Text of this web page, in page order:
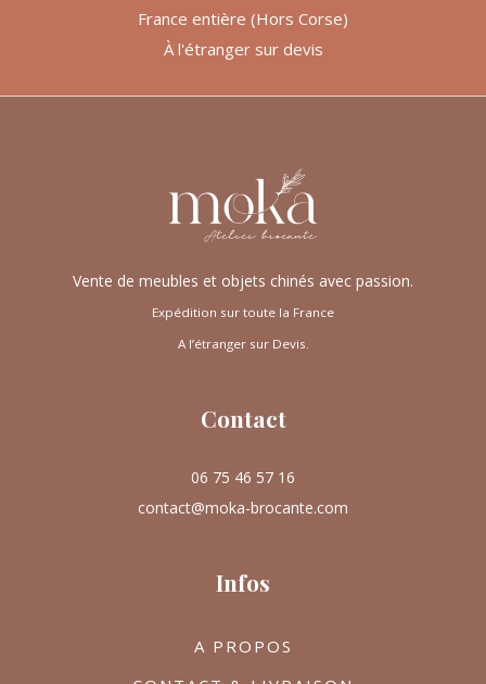
Vente de meubles et objets chinés avec passion.
Expédition sur toute la France
A l’étranger sur Devis.
Contact
06 75 46 57 16
contact@moka-brocante.com
Infos
A PROPOS
France entière (Hors Corse)
À l'étranger sur devis